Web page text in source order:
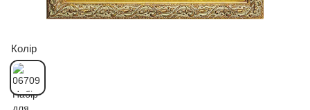
Колір